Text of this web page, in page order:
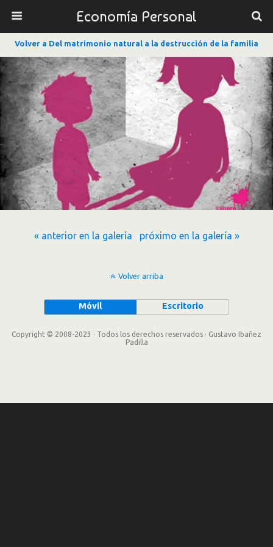
Economía Personal
Volver a Del matrimonio natural a la destrucción de la familia
« anterior en la galería próximo en la galería »
Volver arriba
Móvil Escritorio
Copyright © 2008-2023 · Todos los derechos reservados · Gustavo Ibañez
Padilla